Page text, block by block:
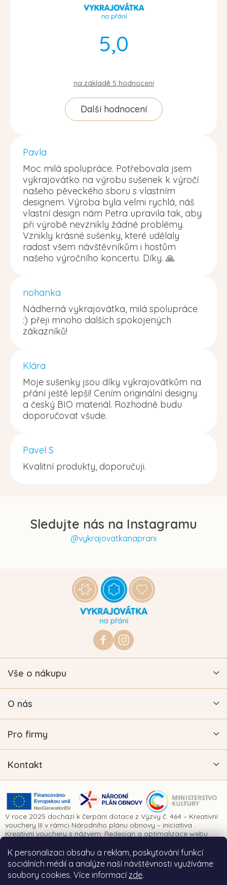
K personalizaci obsahu a reklam, poskytování funkcí
sociálních médií a analýze naší návštěvnosti využíváme
soubory cookies. Více informací zde.
5,0
na základě 5 hodnocení
Další hodnocení
Pavla
Moc milá spolupráce. Potřebovala jsem
vykrajovátko na výrobu sušenek k výročí
našeho pěveckého sboru s vlastním
designem. Výroba byla velmi rychlá, náš
vlastní design nám Petra upravila tak, aby
při výrobě nevznikly žádné problémy.
Vznikly krásné sušenky, které udělaly
radost všem návštěvníkům i hostům
našeho výročního koncertu. Díky. 🙏
nohanka
Nádherná vykrajovátka, milá spolupráce
:) přeji mnoho dalších spokojených
zákazníků!
Klára
Moje sušenky jsou díky vykrajovátkům na
přání ještě lepší! Cením originální designy
a český BIO materiál. Rozhodně budu
doporučovat všude.
Pavel S
Kvalitní produkty, doporučuji.
Sledujte nás na Instagramu
@vykrajovatkanaprani
https://www.facebook.com/
vykrajovatkanaprani.cz
Vše o nákupu
O nás
Pro firmy
Kontakt
V roce 2025 dochází k čerpání dotace z Výzvy č. 464 – Kreativní
vouchery III v rámci Národního plánu obnovy – iniciativa
Kreativní vouchery s názvem: Redesign a optimalizace webu
spoluúčasti Evropské unie prostřednictvím Národního plánu
obnovy a Ministerstva kultury České republiky.